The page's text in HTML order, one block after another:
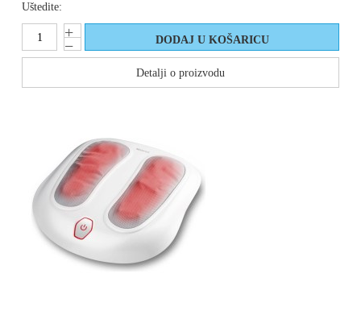
Uštedite:
Detalji o proizvodu